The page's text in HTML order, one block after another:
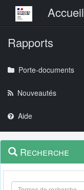
Menu principalAccueil
Rapports
Porte-documents
Nouveautés
Aide
Navigation
outils
Menu
contextuel
Recherche